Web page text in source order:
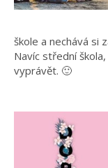
škole a nechává si
Navíc střední
vyprávět. 🙂